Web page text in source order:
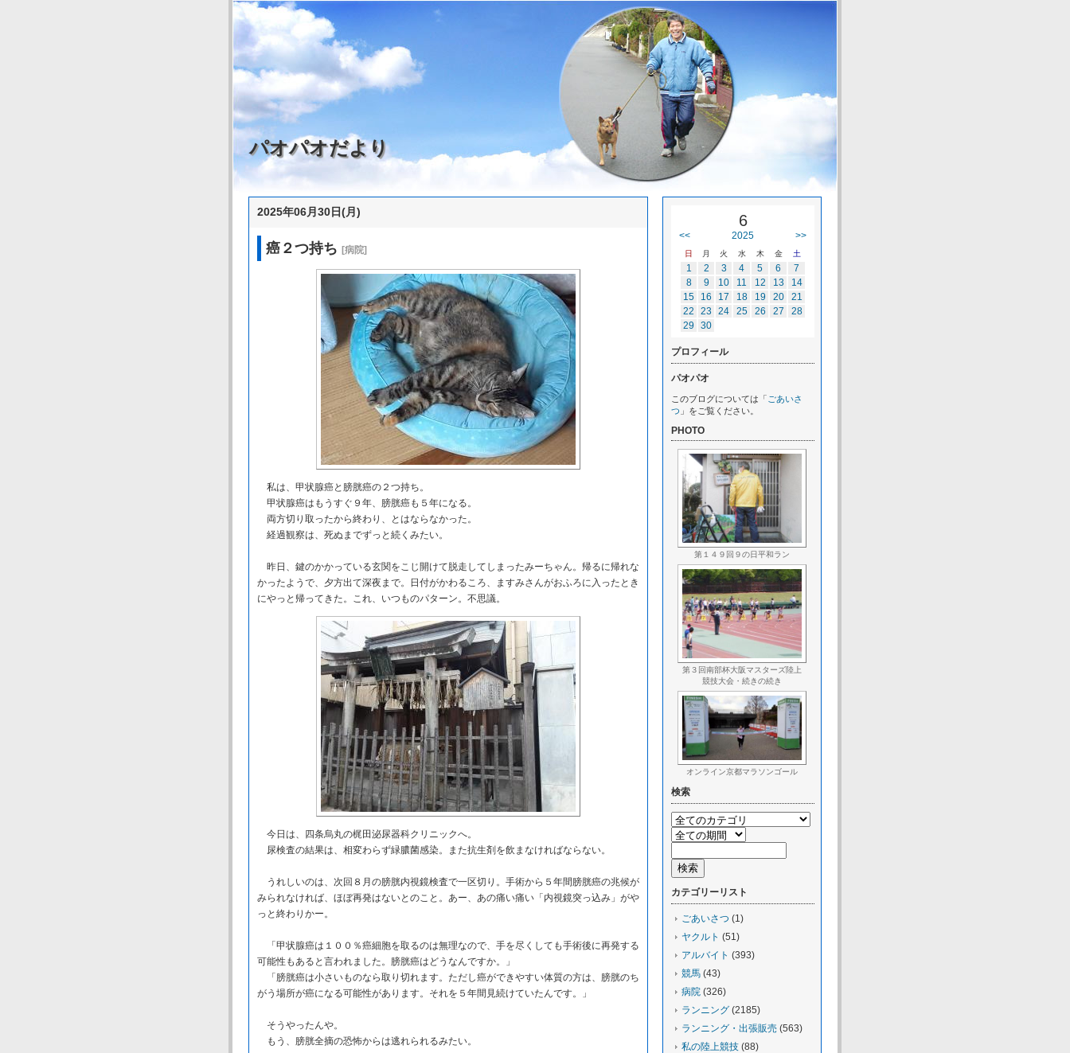
パオパオだより
2025年06月30日(月)
癌２つ持ち [病院]
私は、甲状腺癌と膀胱癌の２つ持ち。
甲状腺癌はもうすぐ９年、膀胱癌も５年になる。
両方切り取ったから終わり、とはならなかった。
経過観察は、死ぬまでずっと続くみたい。
昨日、鍵のかかっている玄関をこじ開けて脱走してしまったみーちゃん。帰るに帰れな
かったようで、夕方出て深夜まで。日付がかわるころ、ますみさんがおふろに入ったとき
にやっと帰ってきた。これ、いつものパターン。不思議。
今日は、四条烏丸の梶田泌尿器科クリニックへ。
尿検査の結果は、相変わらず緑膿菌感染。また抗生剤を飲まなければならない。
うれしいのは、次回８月の膀胱内視鏡検査で一区切り。手術から５年間膀胱癌の兆候が
みられなければ、ほぼ再発はないとのこと。あー、あの痛い痛い「内視鏡突っ込み」がや
っと終わりかー。
「甲状腺癌は１００％癌細胞を取るのは無理なので、手を尽くしても手術後に再発する
可能性もあると言われました。膀胱癌はどうなんですか。」
「膀胱癌は小さいものなら取り切れます。ただし癌ができやすい体質の方は、膀胱のち
がう場所が癌になる可能性があります。それを５年間見続けていたんです。」
そうやったんや。
もう、膀胱全摘の恐怖からは逃れられるみたい。
6
<< 2025 >>
日 月 火 水 木 金 土
1 2 3 4 5 6
7
8
9 10 11 12 13
14
15
16 17 18 19 20
21
22
23 24 25 26 27
28
29
30
プロフィール
パオパオ
このブログについては「 ごあいさ
つ 」をご覧ください。
PHOTO
第１４９回９の日平和ラン
第３回南部杯大阪マスターズ陸上
競技大会・続きの続き
オンライン京都マラソンゴール
検索
カテゴリーリスト
ごあいさつ (1)
ヤクルト (51)
アルバイト (393)
競馬 (43)
病院 (326)
ランニング (2185)
ランニング・出張販売 (563)
私の陸上競技 (88)